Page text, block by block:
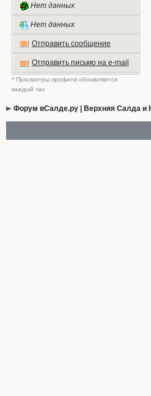
Нет данных
Нет данных
Отправить сообщение
Отправить письмо на e-mail
* Просмотры профиля обновляются
каждый час
Форум вСалде.ру | Верхняя Салда и